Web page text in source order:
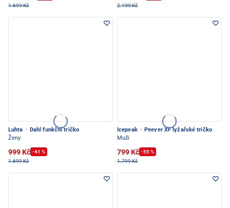
1.699 Kč 2.199 Kč
Luhta · Dahl funkční tričko
Ženy
999 Kč -41 %
1.699 Kč
Icepeak · Peever XF lyžařské tričko
Muži
799 Kč -55 %
1.799 Kč